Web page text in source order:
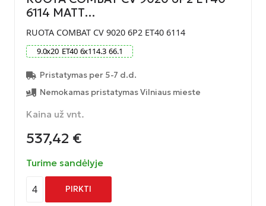
6114 MATT…
RUOTA COMBAT CV 9020 6P2 ET40 6114
9.0x20 ET40 6x114.3 66.1
Pristatymas per 5-7 d.d.
Nemokamas pristatymas Vilniaus mieste
Kaina už vnt.
537,42 €
Turime sandėlyje
4 PIRKTI